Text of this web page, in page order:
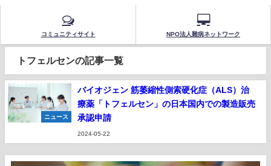
コミュニティサイト NPO法人難病ネットワーク
トフェルセンの記事一覧
ニュース
バイオジェン 筋萎縮性側索硬化症（ALS）治
療薬「トフェルセン」の日本国内での製造販売
承認申請
2024-05-22